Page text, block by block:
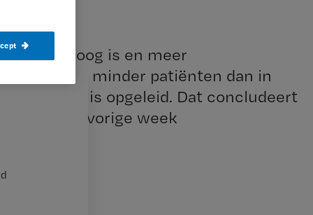
hoog is en meer
sterven minder patiënten dan in
hoog is opgeleid. Dat concludeert
artikel dat vorige week